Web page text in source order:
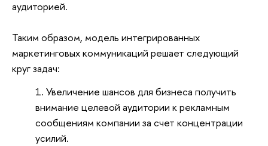
аудиторией.
Таким образом, модель интегрированных
маркетинговых коммуникаций решает следующий
круг задач:
Увеличение шансов для бизнеса получить
внимание целевой аудитории к рекламным
сообщениям компании за счет концентрации
усилий.